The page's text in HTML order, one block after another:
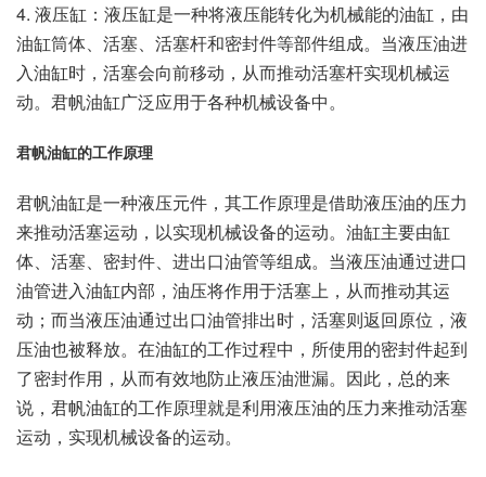
4. 液压缸：液压缸是一种将液压能转化为机械能的油缸，由
油缸筒体、活塞、活塞杆和密封件等部件组成。当液压油进
入油缸时，活塞会向前移动，从而推动活塞杆实现机械运
动。君帆油缸广泛应用于各种机械设备中。
君帆油缸的工作原理
君帆油缸是一种液压元件，其工作原理是借助液压油的压力
来推动活塞运动，以实现机械设备的运动。油缸主要由缸
体、活塞、密封件、进出口油管等组成。当液压油通过进口
油管进入油缸内部，油压将作用于活塞上，从而推动其运
动；而当液压油通过出口油管排出时，活塞则返回原位，液
压油也被释放。在油缸的工作过程中，所使用的密封件起到
了密封作用，从而有效地防止液压油泄漏。因此，总的来
说，君帆油缸的工作原理就是利用液压油的压力来推动活塞
运动，实现机械设备的运动。